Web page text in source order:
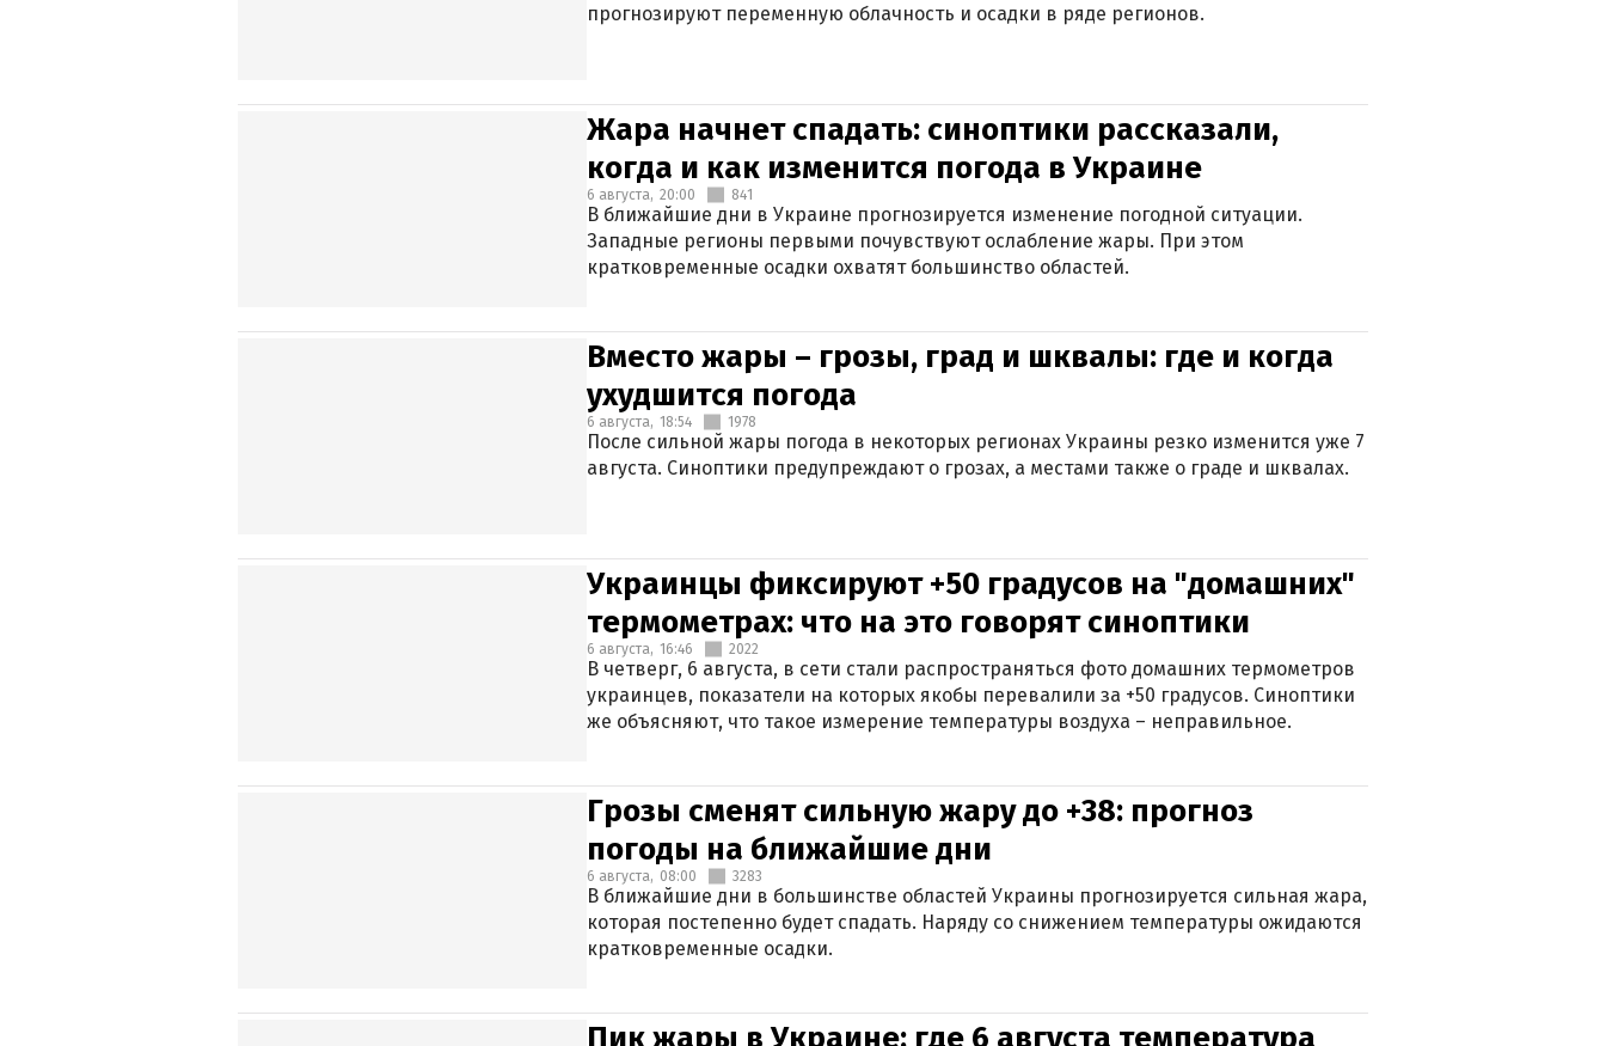
прогнозируют переменную облачность и осадки в ряде регионов.
Жара начнет спадать: синоптики рассказали,
когда и как изменится погода в Украине
6 августа, 20:00 841
В ближайшие дни в Украине прогнозируется изменение погодной ситуации.
Западные регионы первыми почувствуют ослабление жары. При этом
кратковременные осадки охватят большинство областей.
Вместо жары – грозы, град и шквалы: где и когда
ухудшится погода
6 августа, 18:54 1978
После сильной жары погода в некоторых регионах Украины резко изменится уже 7
августа. Синоптики предупреждают о грозах, а местами также о граде и шквалах.
Украинцы фиксируют +50 градусов на "домашних"
термометрах: что на это говорят синоптики
6 августа, 16:46 2022
В четверг, 6 августа, в сети стали распространяться фото домашних термометров
украинцев, показатели на которых якобы перевалили за +50 градусов. Синоптики
же объясняют, что такое измерение температуры воздуха – неправильное.
Грозы сменят сильную жару до +38: прогноз
погоды на ближайшие дни
6 августа, 08:00 3283
В ближайшие дни в большинстве областей Украины прогнозируется сильная жара,
которая постепенно будет спадать. Наряду со снижением температуры ожидаются
кратковременные осадки.
Пик жары в Украине: где 6 августа температура